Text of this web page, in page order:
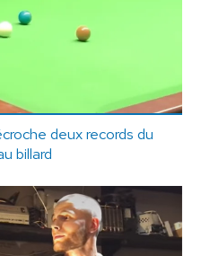
deux records du
billard